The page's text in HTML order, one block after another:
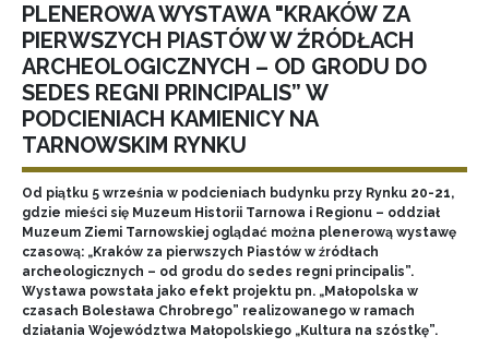
PLENEROWA WYSTAWA "KRAKÓW ZA
PIERWSZYCH PIASTÓW W ŹRÓDŁACH
ARCHEOLOGICZNYCH – OD GRODU DO
SEDES REGNI PRINCIPALIS” W
PODCIENIACH KAMIENICY NA
TARNOWSKIM RYNKU
Od piątku 5 września w podcieniach budynku przy Rynku 20-21,
gdzie mieści się Muzeum Historii Tarnowa i Regionu – oddział
Muzeum Ziemi Tarnowskiej oglądać można plenerową wystawę
czasową: „Kraków za pierwszych Piastów w źródłach
archeologicznych – od grodu do sedes regni principalis”.
Wystawa powstała jako efekt projektu pn. „Małopolska w
czasach Bolesława Chrobrego” realizowanego w ramach
działania Województwa Małopolskiego „Kultura na szóstkę”.